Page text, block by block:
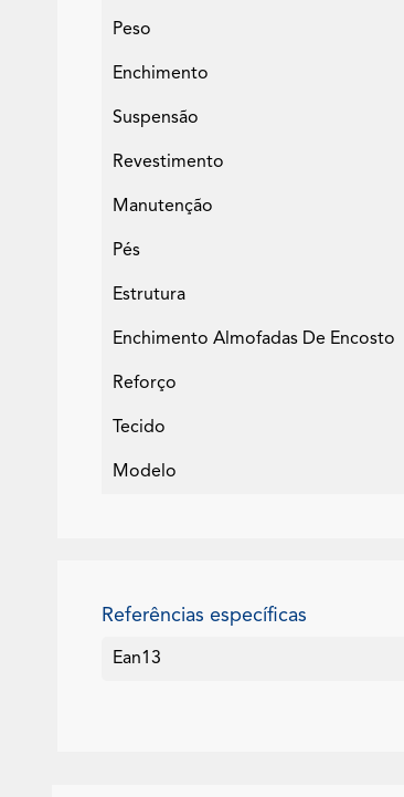
Peso
Enchimento
Suspensão
Revestimento
Manutenção
Pés
Estrutura
Enchimento Almofadas De Encosto
Reforço
Tecido
Modelo
Referências específicas
Ean13